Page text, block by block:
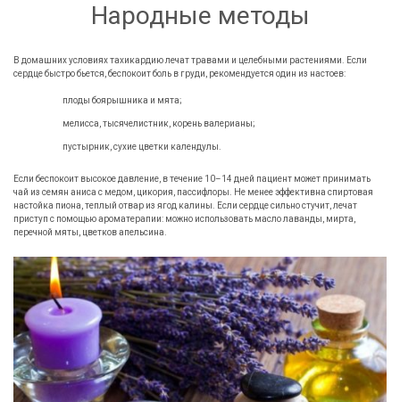
Народные методы
В домашних условиях тахикардию лечат травами и целебными растениями. Если
сердце быстро бьется, беспокоит боль в груди, рекомендуется один из настоев:
плоды боярышника и мята;
мелисса, тысячелистник, корень валерианы;
пустырник, сухие цветки календулы.
Если беспокоит высокое давление, в течение 10–14 дней пациент может принимать
чай из семян аниса с медом, цикория, пассифлоры. Не менее эффективна спиртовая
настойка пиона, теплый отвар из ягод калины. Если сердце сильно стучит, лечат
приступ с помощью ароматерапии: можно использовать масло лаванды, мирта,
перечной мяты, цветков апельсина.